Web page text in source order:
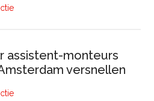
assistent-monteurs
versnellen